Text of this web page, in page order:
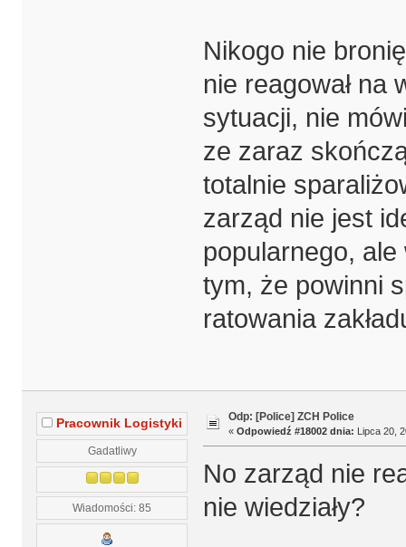
Nikogo nie
nie reagował na
sytuacji, nie
ze zaraz
totalnie
zarząd nie jest
popularnego,
tym, że powinni
ratowania
Pracownik Logistyki
Gadatliwy
Wiadomości: 85
Odp: [Police] ZCH Police
« Odpowiedź #18002 dnia: Lipca 20,
No zarząd nie
nie wiedziały?